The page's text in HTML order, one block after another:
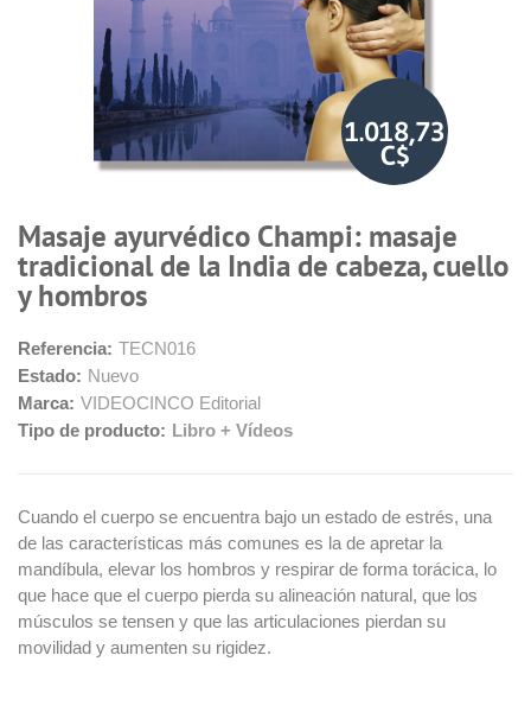
1.018,73
C$
Masaje ayurvédico Champi: masaje
tradicional de la India de cabeza, cuello
y hombros
Referencia: TECN016
Estado: Nuevo
Marca: VIDEOCINCO Editorial
Tipo de producto: Libro + Vídeos
Cuando el cuerpo se encuentra bajo un estado de estrés, una
de las características más comunes es la de apretar la
mandíbula, elevar los hombros y respirar de forma torácica, lo
que hace que el cuerpo pierda su alineación natural, que los
músculos se tensen y que las articulaciones pierdan su
movilidad y aumenten su rigidez.